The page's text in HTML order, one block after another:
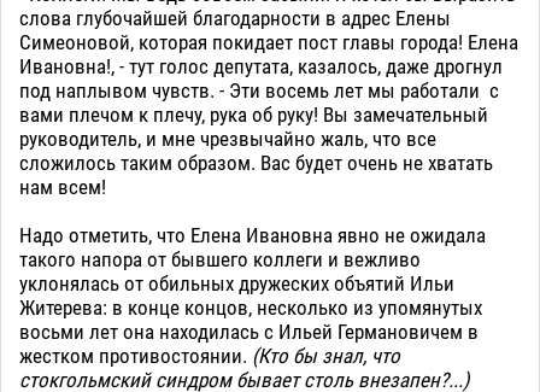
слова глубочайшей благодарности в адрес Елены
Симеоновой, которая покидает пост главы города! Елена
Ивановна!, - тут голос депутата, казалось, даже дрогнул
под наплывом чувств. - Эти восемь лет мы работали с
вами плечом к плечу, рука об руку! Вы замечательный
руководитель, и мне чрезвычайно жаль, что все
сложилось таким образом. Вас будет очень не хватать
нам всем!
Надо отметить, что Елена Ивановна явно не ожидала
такого напора от бывшего коллеги и вежливо
уклонялась от обильных дружеских объятий Ильи
Житерева: в конце концов, несколько из упомянутых
восьми лет она находилась с Ильей Германовичем в
жестком противостоянии. (Кто бы знал, что
стокгольмский синдром бывает столь внезапен?...)